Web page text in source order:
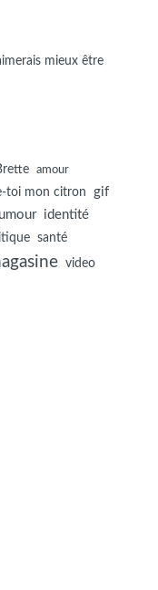
mieux être
amour
toi mon citron
gif
identité
santé
video